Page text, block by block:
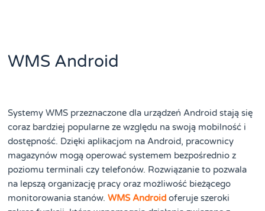
WMS Android
Systemy WMS przeznaczone dla urządzeń Android stają się
coraz bardziej popularne ze względu na swoją mobilność i
dostępność. Dzięki aplikacjom na Android, pracownicy
magazynów mogą operować systemem bezpośrednio z
poziomu terminali czy telefonów. Rozwiązanie to pozwala
na lepszą organizację pracy oraz możliwość bieżącego
monitorowania stanów.WMS Android oferuje szeroki